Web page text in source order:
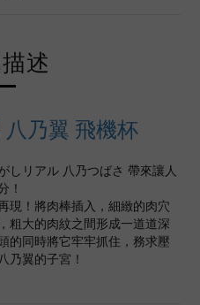
述
乃翼 飛機杯
しリアル 八乃つばさ 帶來讓人
！
現！將肉棒插入，細緻的肉穴
粗大的肉紋之間形成一道道深
的同時將它牢牢抓住，務求壓
乃翼的子宮！